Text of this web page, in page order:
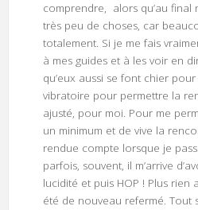
comprendre, alors qu’au final
très peu de choses, car
totalement. Si je me fais
à mes guides et à les voir en
qu’eux aussi se font chier
vibratoire pour permettre la
ajusté, pour moi. Pour me
un minimum et de vive la
rendue compte lorsque je
parfois, souvent, il m’arrive
lucidité et puis HOP ! Plus rien
été de nouveau refermé. Tout